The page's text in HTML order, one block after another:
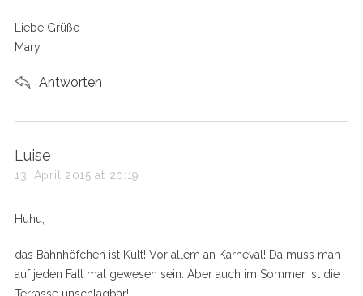
Liebe Grüße
Mary
Antworten
s
a
s
Luise
13. April 2015 at 20:19
Huhu,
das Bahnhöfchen ist Kult! Vor allem an Karneval! Da muss man
auf jeden Fall mal gewesen sein. Aber auch im Sommer ist die